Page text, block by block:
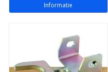
Informatie